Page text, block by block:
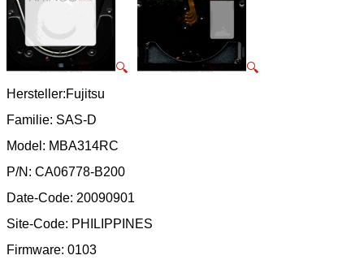
🔍
🔍
Hersteller:Fujitsu
Familie: SAS-D
Model: MBA314RC
P/N: CA06778-B200
Date-Code: 20090901
Site-Code: PHILIPPINES
Firmware: 0103